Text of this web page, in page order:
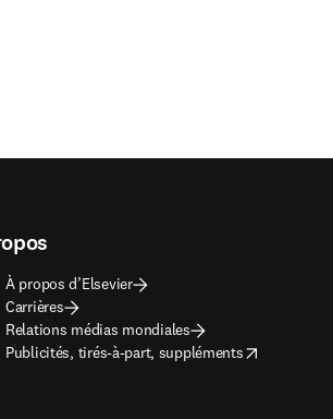
À propos d’Elsevier
Carrières
Relations médias mondiales
Publicités, tirés-à-part, suppléments
opens in new tab/window